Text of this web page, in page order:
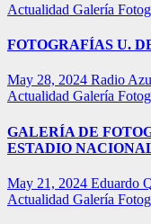
Actualidad Galería
FOTOGRAFÍAS U.
May 28, 2024 Radio
Actualidad Galería
GALERÍA DE
ESTADIO
May 21, 2024 Eduardo
Actualidad Galería